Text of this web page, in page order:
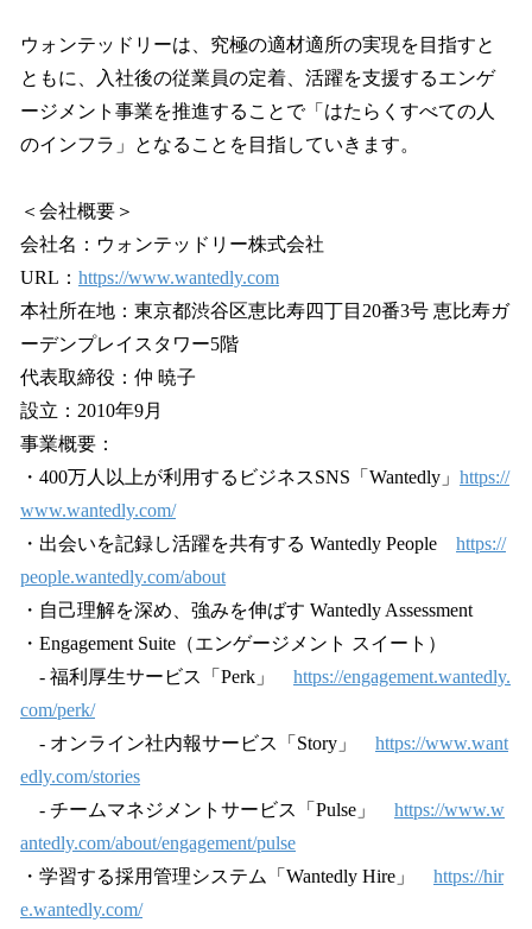
ウォンテッドリーは、究極の適材適所の実現を目指すと
ともに、入社後の従業員の定着、活躍を支援するエンゲ
ージメント事業を推進することで「はたらくすべての人
のインフラ」となることを目指していきます。
＜会社概要＞
会社名：ウォンテッドリー株式会社
URL： https://www.wantedly.com
本社所在地：東京都渋谷区恵比寿四丁目20番3号 恵比寿ガ
ーデンプレイスタワー5階
代表取締役：仲 暁子
設立：2010年9月
事業概要：
・400万人以上が利用するビジネスSNS「Wantedly」 https://
www.wantedly.com/
・出会いを記録し活躍を共有する Wantedly People https://
people.wantedly.com/about
・自己理解を深め、強みを伸ばす Wantedly Assessment
・Engagement Suite（エンゲージメント スイート）
- 福利厚生サービス「Perk」 https://engagement.wantedly.
com/perk/
- オンライン社内報サービス「Story」 https://www.want
edly.com/stories
- チームマネジメントサービス「Pulse」 https://www.w
antedly.com/about/engagement/pulse
・学習する採用管理システム「Wantedly Hire」 https://hir
e.wantedly.com/